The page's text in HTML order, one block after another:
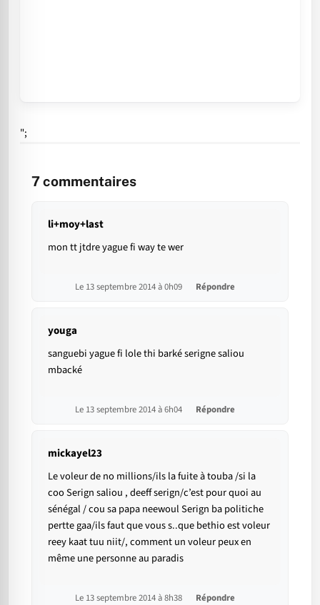
";
7commentaires
li+moy+last
mon tt jtdre yague fi way te wer
Le 13 septembre 2014 à 0h09 Répondre
youga
sanguebi yague fi lole thi barké serigne saliou
mbacké
Le 13 septembre 2014 à 6h04 Répondre
mickayel23
Le voleur de no millions/ils la fuite à touba /si la
coo Serign saliou , deeff serign/c’est pour quoi au
sénégal / cou sa papa neewoul Serign ba politiche
pertte gaa/ils faut que vous s..que bethio est voleur
reey kaat tuu niit/, comment un voleur peux en
même une personne au paradis
Le 13 septembre 2014 à 8h38 Répondre